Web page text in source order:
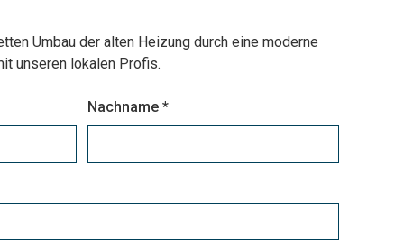
Umbau der alten Heizung durch eine moderne
unseren lokalen Profis.
Nachname *